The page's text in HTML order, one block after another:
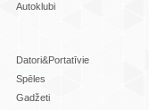
Autoklubi
Datori&Portatīvie
Spēles
Gadžeti